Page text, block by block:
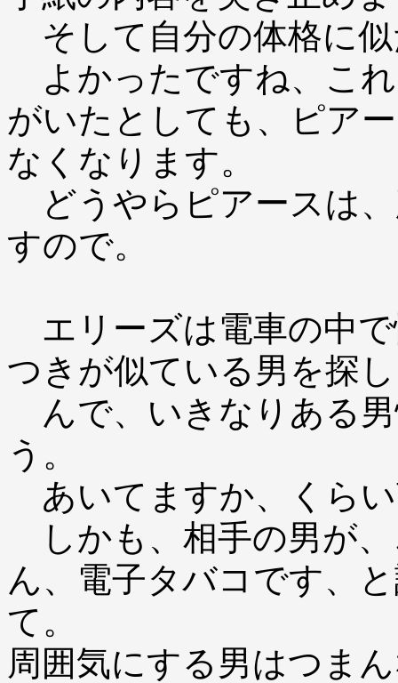
そして自分の体格に
よかったですね、こ
がいたとしても、ピア
なくなります。
どうやらピアースは
すので。
エリーズは電車の中
つきが似ている男を探
んで、いきなりある
う。
あいてますか、くら
しかも、相手の男が
ん、電子タバコです、
て。
周囲気にする男はつま